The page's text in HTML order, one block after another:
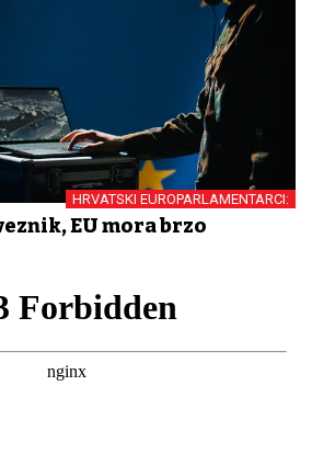
HRVATSKI EUROPARLAMENTARCI:
EU mora brzo